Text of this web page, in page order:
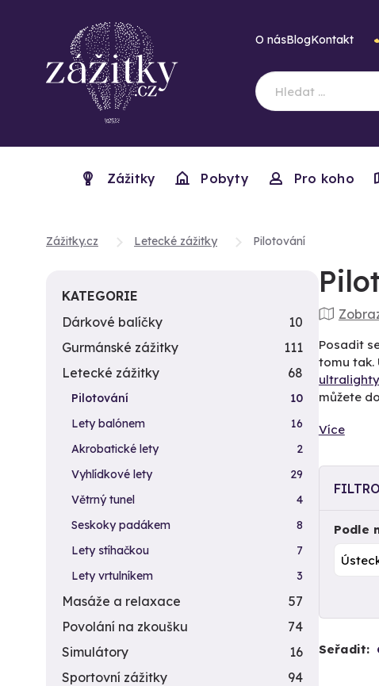
O násBlogKontakt
Zážitky Pobyty Pro koho
Zážitky.cz Letecké zážitky Pilotování
Posadit
tomu tak.
ultralighty
můžete
Více
Podle
Seřadit:
KATEGORIE
Dárkové balíčky
10
Gurmánské zážitky
111
Letecké zážitky
68
Pilotování
10
Lety balónem
16
Akrobatické lety
2
Vyhlídkové lety
29
Větrný tunel
4
Seskoky padákem
8
Lety stíhačkou
7
Lety vrtulníkem
3
Masáže a relaxace
57
Povolání na zkoušku
74
Simulátory
16
Sportovní zážitky
94